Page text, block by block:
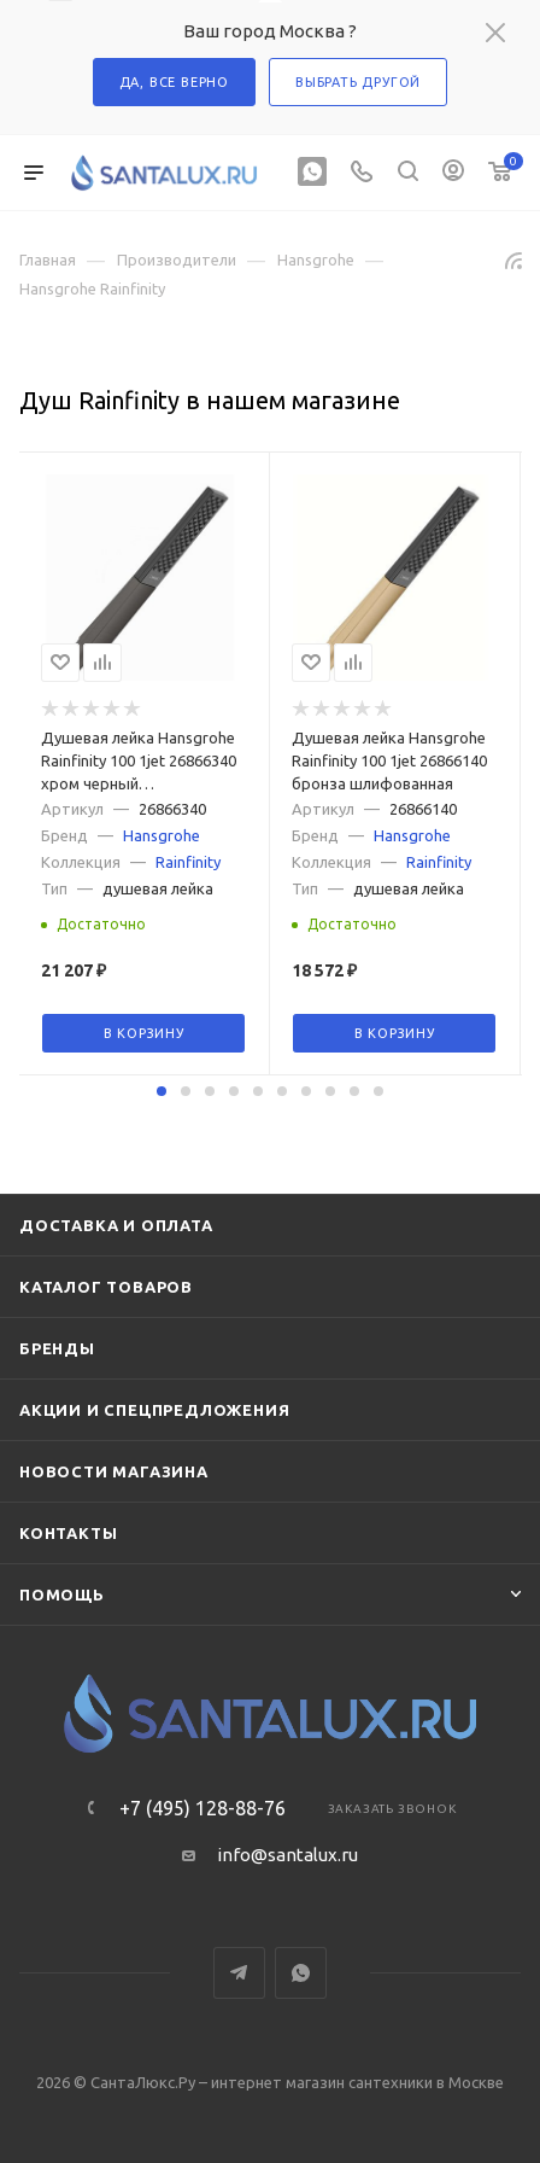
Ваш город Москва ?
ДА, ВСЕ ВЕРНО ВЫБРАТЬ ДРУГОЙ
0
Главная — Производители — Hansgrohe —
Hansgrohe Rainfinity
Душ Rainfinity в нашем магазине
Душевая лейка Hansgrohe
Rainfinity 100 1jet 26866340
хром черный
шлифованный
Артикул —
26866340
Бренд
— Hansgrohe
Коллекция
— Rainfinity
Тип
— душевая лейка
Достаточно
21 207₽
В КОРЗИНУ
Душевая лейка Hansgrohe
Rainfinity 100 1jet 26866140
бронза шлифованная
Артикул
—
26866140
Бренд
— Hansgrohe
Коллекция
— Rainfinity
Тип
— душевая лейка
Достаточно
18 572₽
В КОРЗИНУ
ДОСТАВКА И ОПЛАТА
КАТАЛОГ ТОВАРОВ
БРЕНДЫ
АКЦИИ И СПЕЦПРЕДЛОЖЕНИЯ
НОВОСТИ МАГАЗИНА
КОНТАКТЫ
ПОМОЩЬ
+7 (495) 128-88-76 ЗАКАЗАТЬ ЗВОНОК
info@santalux.ru
2026 © СантаЛюкс.Ру – интернет магазин сантехники в Москве